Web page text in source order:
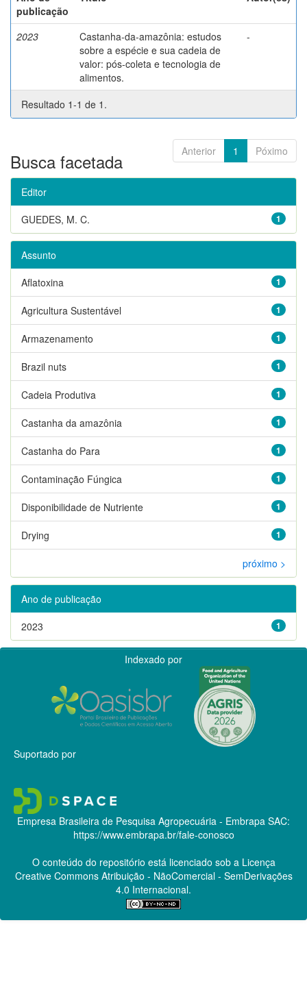
publicação
2023
Castanha-da-amazônia: estudos
sobre a espécie e sua cadeia de
valor: pós-coleta e tecnologia de
alimentos.
-
Resultado 1-1 de 1.
Anterior 1 Póximo
Busca facetada
Editor
1
GUEDES, M. C.
Assunto
1
Aflatoxina
1
Agricultura Sustentável
1
Armazenamento
1
Brazil nuts
1
Cadeia Produtiva
1
Castanha da amazônia
1
Castanha do Para
1
Contaminação Fúngica
1
Disponibilidade de Nutriente
1
Drying
próximo >
Ano de publicação
1
2023
Indexado por
Suportado por
Empresa Brasileira de Pesquisa Agropecuária - Embrapa SAC:
https://www.embrapa.br/fale-conosco
O conteúdo do repositório está licenciado sob a Licença
Creative CommonsAtribuição - NãoComercial - SemDerivações
4.0 Internacional.